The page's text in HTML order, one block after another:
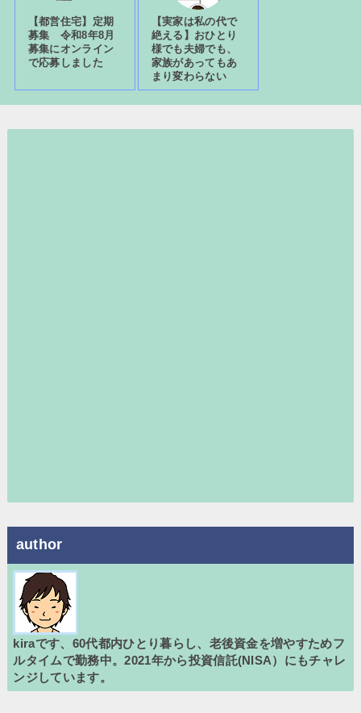
【都営住宅】定期
募集 令和8年8月
募集にオンライン
で応募しました
【実家は私の代で
絶える】おひとり
様でも夫婦でも、
家族があってもあ
まり変わらない
author
kiraです、60代都内ひとり暮らし、老後資金を増やすためフ
ルタイムで勤務中。2021年から投資信託(NISA）にもチャレ
ンジしています。